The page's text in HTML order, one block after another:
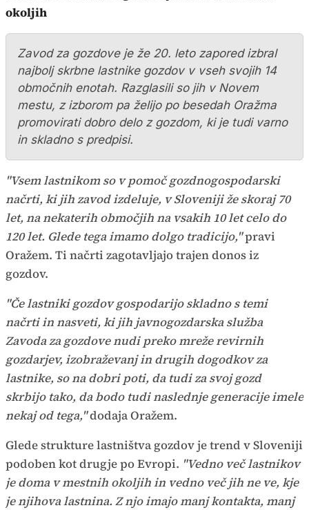
okoljih
Zavod za gozdove je že 20. leto zapored izbral
najbolj skrbne lastnike gozdov v vseh svojih 14
območnih enotah. Razglasili so jih v Novem
mestu, z izborom pa želijo po besedah Oražma
promovirati dobro delo z gozdom, ki je tudi varno
in skladno s predpisi.
"Vsem lastnikom so v pomoč gozdnogospodarski
načrti, ki jih zavod izdeluje, v Sloveniji že skoraj 70
let, na nekaterih območjih na vsakih 10 let celo do
120 let. Glede tega imamo dolgo tradicijo,"pravi
Oražem. Ti načrti zagotavljajo trajen donos iz
gozdov.
"Če lastniki gozdov gospodarijo skladno s temi
načrti in nasveti, ki jih javnogozdarska služba
Zavoda za gozdove nudi preko mreže revirnih
gozdarjev, izobraževanj in drugih dogodkov za
lastnike, so na dobri poti, da tudi za svoj gozd
skrbijo tako, da bodo tudi naslednje generacije imele
nekaj od tega,"dodaja Oražem.
Glede strukture lastništva gozdov je trend v Sloveniji
podoben kot drugje po Evropi. "Vedno več lastnikov
je doma v mestnih okoljih in vedno več jih ne ve, kje
je njihova lastnina. Z njo imajo manj kontakta, manj